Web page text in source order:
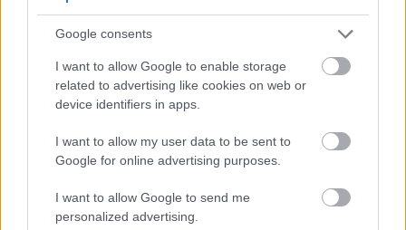
Google consents
I want to allow Google to enable storage
related to advertising like cookies on web or
device identifiers in apps.
I want to allow my user data to be sent to
Google for online advertising purposes.
I want to allow Google to send me
personalized advertising.
కింగ్స్ కాలేజ్ లండన్ పరిశోధనలో బాదం బ్యూటిరేట్ ఉత్పత్తిని
పెంచుతుందని తేలింది. బ్యూటిరేట్ పెద్దప్రేగు ఆరోగ్యానికి
ముఖ్యమైనది. ఇది మల విసర్జనకు సహాయపడుతుంది
మరియు సూక్ష్మజీవుల వైవిధ్యాన్ని పెంచుతుంది, మలబద్ధకం
2021 అధ్యయనంలో బాదం లేదా ప్రాసెస్ చేసిన స్నాక్స్ తినే 87
మంది పాల్గొనేవారిని పోల్చారు. రోజుకు 56 గ్రాముల బాదం తినే
వారిలో నియంత్రణ సంస్థల కంటే 8% ఎక్కువ గట్ బాక్టీరియా
వైవిధ్యం ఉంది.